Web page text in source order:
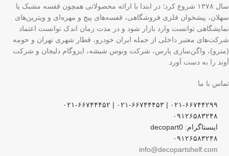
سال ۱۳۷۸ شروع کرد؛ در ابتدا با ارائه محصولاتی همچون قفسه مشبک یا
سهلان، پیشخوان فلزی فروشگاهی، قفسه‌های پیچ و مهره‌ای و ویترین‌های
نمایشگاهی توانست وارد بازار شود و در مدت زمان اندک توانست اعتماد
شرکت‌های معتبر داخلی از جمله ایران خودرو، قطار شهری تهران و حومه
(مترو)، واگن‌سازی پارس، شرکت ونوس شیشه، ایزوگام دلیجان و شرکت
آوند را به دست آورد.
تماس با ما
۰۲۱-۶۶۷۴۴۲۹۹ | ۰۲۱-۶۶۷۴۴۴۵۳ | ۰۲۱-۶۶۷۴۴۴۵۲
۰۹۱۲۶۵۸۳۲۴۸
اینستاگرام: decopart0
۰۹۱۲۶۵۸۳۲۴۸
info@decopartshelf.com